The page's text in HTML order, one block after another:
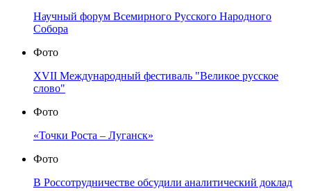
Научный форум Всемирного Русского Народного
Собора
Фото
XVII Международный фестиваль "Великое русское
слово"
Фото
«Точки Роста – Луганск»
Фото
В Россотрудничестве обсудили аналитический доклад